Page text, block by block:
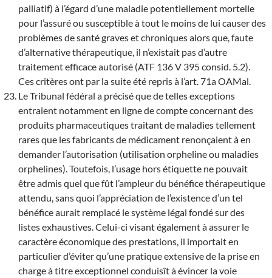
palliatif) à l’égard d’une maladie potentiellement mortelle
pour l’assuré ou susceptible à tout le moins de lui causer des
problèmes de santé graves et chroniques alors que, faute
d’alternative thérapeutique, il n’existait pas d’autre
traitement efficace autorisé (ATF 136 V 395 consid. 5.2).
Ces critères ont par la suite été repris à l’art. 71a OAMal.
Le Tribunal fédéral a précisé que de telles exceptions
entraient notamment en ligne de compte concernant des
produits pharmaceutiques traitant de maladies tellement
rares que les fabricants de médicament renonçaient à en
demander l’autorisation (utilisation orpheline ou maladies
orphelines). Toutefois, l’usage hors étiquette ne pouvait
être admis quel que fût l’ampleur du bénéfice thérapeutique
attendu, sans quoi l’appréciation de l’existence d’un tel
bénéfice aurait remplacé le système légal fondé sur des
listes exhaustives. Celui-ci visant également à assurer le
caractère économique des prestations, il importait en
particulier d’éviter qu’une pratique extensive de la prise en
charge à titre exceptionnel conduisît à évincer la voie